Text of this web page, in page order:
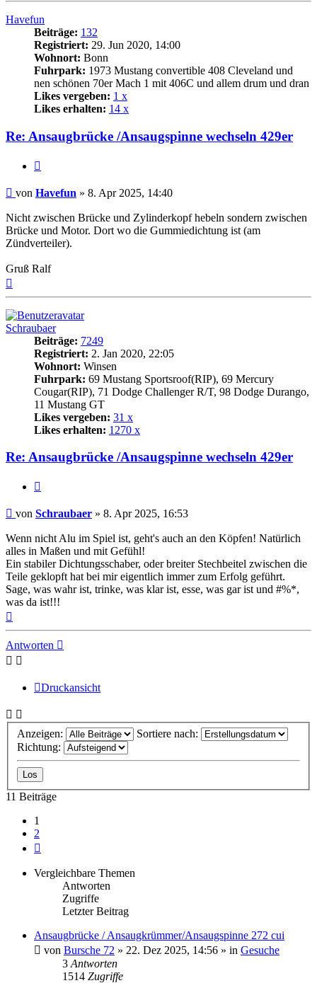
Havefun
Beiträge: 132
Registriert: 29. Jun 2020, 14:00
Wohnort: Bonn
Fuhrpark: 1973 Mustang convertible 408 Cleveland und
nen schönen 70er Mach 1 mit 406C und allem drum und dran
Likes vergeben: 1 x
Likes erhalten: 14 x
Re: Ansaugbrücke /Ansaugspinne wechseln 429er
Beitrag
von Havefun » 8. Apr 2025, 14:40
Nicht zwischen Brücke und Zylinderkopf hebeln sondern zwischen
Brücke und Motor. Dort wo die Gummiedichtung ist (am
Zündverteiler).
Gruß Ralf
Schraubaer
Beiträge: 7249
Registriert: 2. Jan 2020, 22:05
Wohnort: Winsen
Fuhrpark: 69 Mustang Sportsroof(RIP), 69 Mercury
Cougar(RIP), 71 Dodge Challenger R/T, 98 Dodge Durango,
11 Mustang GT
Likes vergeben: 31 x
Likes erhalten: 1270 x
Re: Ansaugbrücke /Ansaugspinne wechseln 429er
Beitrag
von Schraubaer » 8. Apr 2025, 16:53
Wenn nicht Alu im Spiel ist, geht's auch an den Köpfen! Natürlich
alles in Maßen und mit Gefühl!
Ein stabiler Dichtungsschaber, oder breiter Stechbeitel zwischen die
Teile geklopft hat bei mir eigentlich immer zum Erfolg geführt.
Sage, was wahr ist, trinke, was klar ist, esse, was gar ist und #%*,
was da ist!!!
Antworten
Druckansicht
Anzeigen:
Sortiere nach:
Richtung:
11 Beiträge
1
2
Vergleichbare Themen
Antworten
Zugriffe
Letzter Beitrag
Ansaugbrücke / Ansaugkrümmer/Ansaugspinne 272 cui
von Bursche 72 » 22. Dez 2025, 14:56 » in Gesuche
3 Antworten
1514 Zugriffe